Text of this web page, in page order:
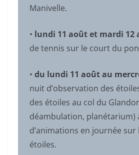
Manivelle.
• lundi 11 août et mardi 12
de tennis sur le court du
• du lundi 11 août au
nuit d’observation des
des étoiles au col du
déambulation, planétarium)
d’animations en journée sur
étoiles.